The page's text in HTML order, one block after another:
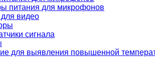
питания для микрофонов
видео
сигнала
для выявления повышенной